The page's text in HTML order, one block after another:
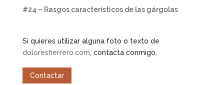
#24 – Rasgos característicos de las gárgolas
Si quieres utilizar alguna foto o texto de
doloresherrero.com, contacta conmigo.
Contactar